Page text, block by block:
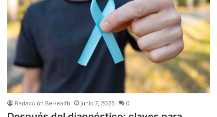
Redacción BeHealth junio 7, 2025 0